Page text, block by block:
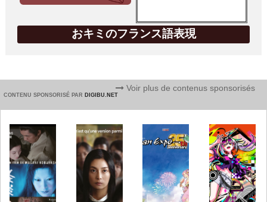
おキミのフランス語表現
CONTENU SPONSORISÉ PAR DIGIBU.NET
Voir plus de contenus sponsorisés